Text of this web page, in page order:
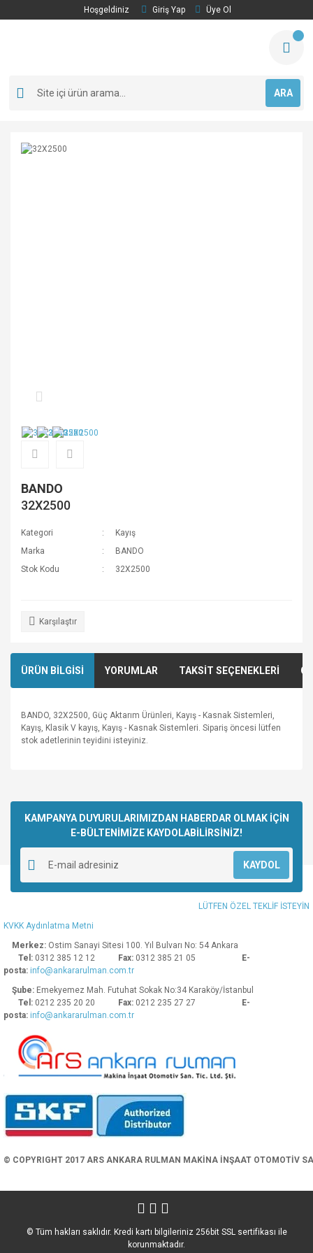
Hoşgeldiniz Giriş Yap Üye Ol
ARA
BANDO
32X2500
Kategori
Kayış
Marka
BANDO
Stok Kodu
32X2500
Karşılaştır
ÜRÜN BİLGİSİ YORUMLAR TAKSİT SEÇENEKLERİ
BANDO, 32X2500, Güç Aktarım Ürünleri, Kayış - Kasnak Sistemleri,
Kayış, Klasik V kayış, Kayış - Kasnak Sistemleri. Sipariş öncesi lütfen
stok adetlerinin teyidini isteyiniz.
Yorum Yaz
kullanarak tarafımıza iletebilirsiniz.
Görüş ve önerileriniz için teşekkür ederiz.
Ürün resmi kalitesiz, bozuk veya görüntülenemiyor.
Ürün açıklamasında eksik bilgiler bulunuyor.
Ürün bilgilerinde hatalar bulunuyor.
Ürün fiyatı diğer sitelerden daha pahalı.
Bu ürüne benzer farklı alternatifler olmalı.
KAMPANYA DUYURULARIMIZDAN HABERDAR OLMAK İÇİN
E-BÜLTENİMİZE KAYDOLABİLİRSİNİZ!
KAYDOL
LÜTFEN ÖZEL TEKLİF İSTEYİN
KVKK Aydınlatma Metni
Merkez: Ostim Sanayi Sitesi 100. Yıl Bulvarı No: 54 Ankara
Tel: 0312 385 12 12 Fax: 0312 385 21 05
E-
posta: info@ankararulman.com.tr
Şube: Emekyemez Mah. Futuhat Sokak No:34 Karaköy/İstanbul
Tel: 0212 235 20 20 Fax: 0212 235 27 27
E-
posta: info@ankararulman.com.tr
© COPYRIGHT 2017 ARS ANKARA RULMAN MAKİNA İNŞAAT OTOMOTİV
© Tüm hakları saklıdır. Kredi kartı bilgileriniz 256bit SSL sertifikası ile
korunmaktadır.